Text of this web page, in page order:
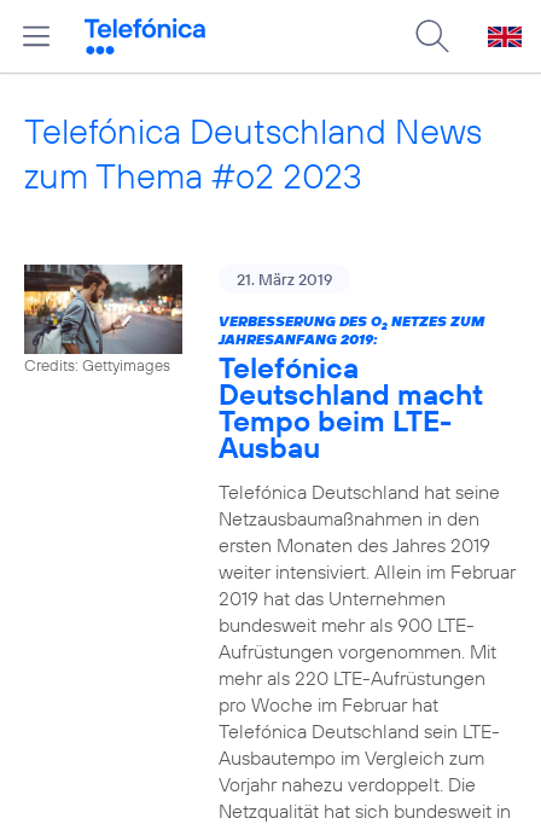
Telefónica Deutschland News
zum Thema #o2 2023
Credits: Gettyimages
21. März 2019
VERBESSERUNG DES O2NETZES ZUM
JAHRESANFANG 2019:
Telefónica
Deutschland macht
Tempo beim LTE-
Ausbau
Telefónica Deutschland hat seine
Netzausbaumaßnahmen in den
ersten Monaten des Jahres 2019
weiter intensiviert. Allein im Februar
2019 hat das Unternehmen
bundesweit mehr als 900 LTE-
Aufrüstungen vorgenommen. Mit
mehr als 220 LTE-Aufrüstungen
pro Woche im Februar hat
Telefónica Deutschland sein LTE-
Ausbautempo im Vergleich zum
Vorjahr nahezu verdoppelt. Die
Netzqualität hat sich bundesweit in